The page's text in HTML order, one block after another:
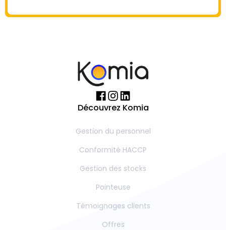
Découvrez Komia
Gestion du personnel
Conformité HACCP
Gestion des stocks
Pointeuse
Témoignages clients
Offres